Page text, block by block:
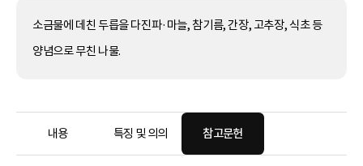
소금물에 데친 두릅을 다진파·마늘, 참기름, 간장, 고추장, 식초 등
양념으로 무친 나물.
내용 특징 및 의의 참고문헌